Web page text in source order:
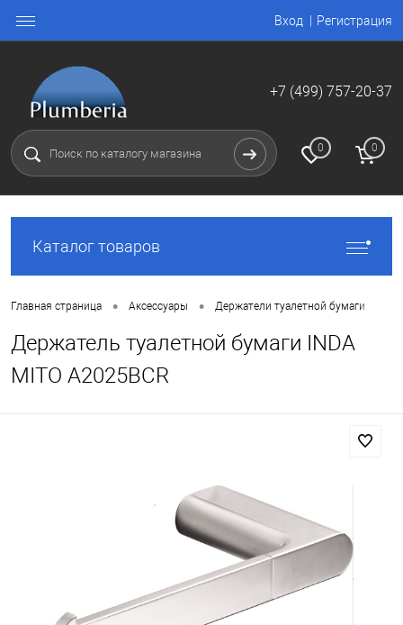
Вход Регистрация
+7 (499) 757-20-37
0 0
Каталог товаров
Главная страница • Аксессуары • Держатели туалетной бумаги
Держатель туалетной бумаги INDA
MITO A2025BCR